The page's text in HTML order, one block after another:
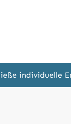
individuelle